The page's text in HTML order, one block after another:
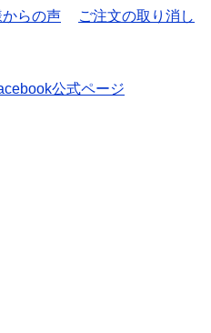
らの声 ご注文の取り消し
公式ページ